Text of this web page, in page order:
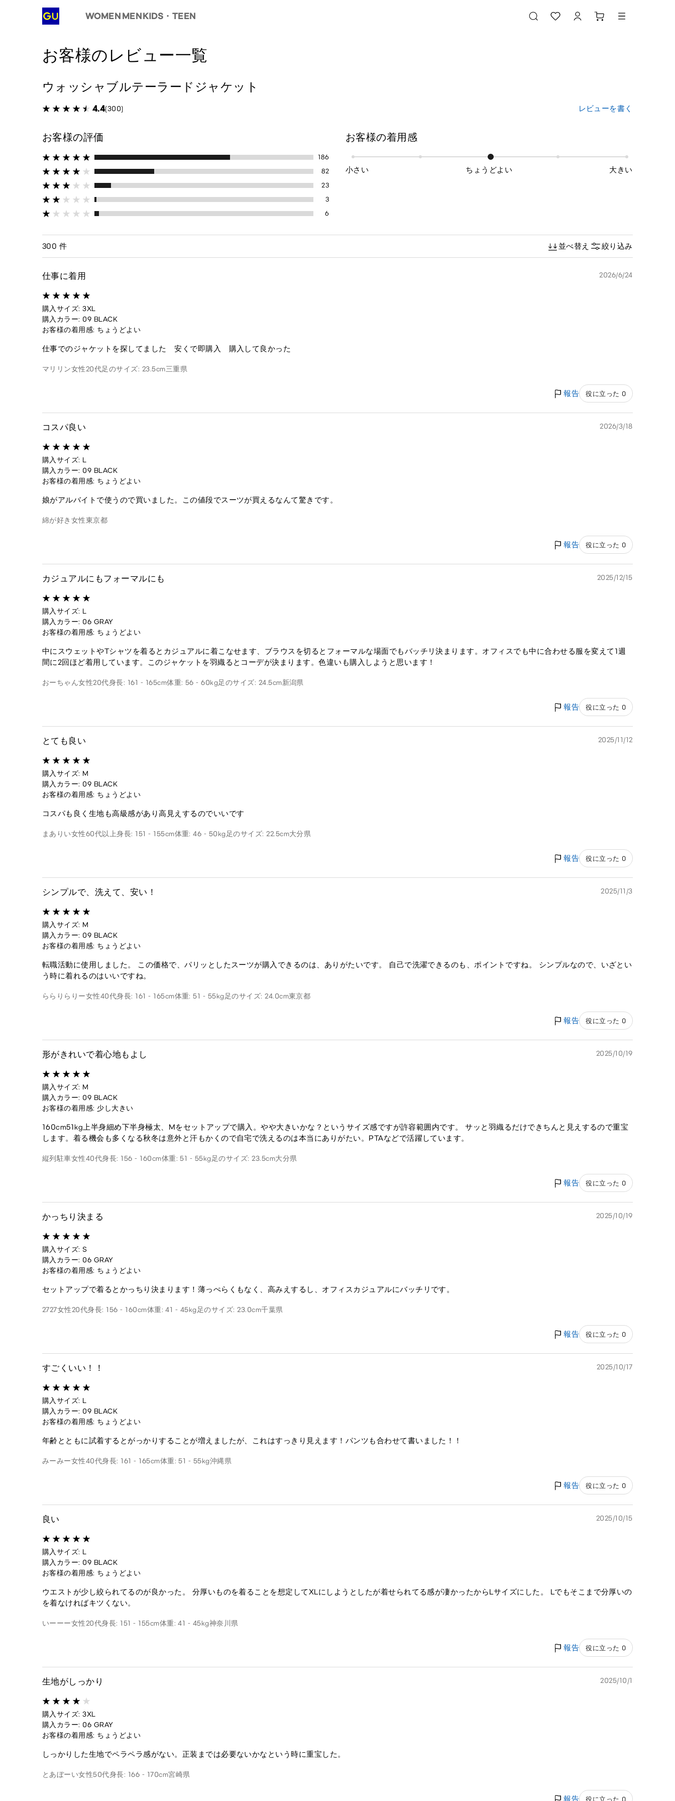
WOMEN MENKIDS・TEEN
お客様のレビュー一覧
ウォッシャブルテーラードジャケット
4.4(300) レビューを書く
お客様の評価
186
82
23
3
6
お客様の着用感
小さい ちょうどよい 大きい
300 件 並べ替え 絞り込み
仕事に着用 2026/6/24
購入サイズ: 3XL
購入カラー: 09 BLACK
お客様の着用感: ちょうどよい
仕事でのジャケットを探してました 安くで即購入 購入して良かった
マリリン女性20代足のサイズ: 23.5cm三重県
報告 役に立った 0
コスパ良い 2026/3/18
購入サイズ: L
購入カラー: 09 BLACK
お客様の着用感: ちょうどよい
娘がアルバイトで使うので買いました。この値段でスーツが買えるなんて驚きです。
綿が好き 女性東京都
報告 役に立った 0
カジュアルにもフォーマルにも 2025/12/15
購入サイズ: L
購入カラー: 06 GRAY
お客様の着用感: ちょうどよい
中にスウェットやTシャツを着るとカジュアルに着こなせます、ブラウスを切るとフォーマルな場面でもバッチリ決まります。オフィスでも中に合わせる服を変えて1週
間に2回ほど着用しています。このジャケットを羽織るとコーデが決まります。色違いも購入しようと思います！
おーちゃん女性20代身長: 161 - 165cm体重: 56 - 60kg足のサイズ: 24.5cm新潟県
報告 役に立った 0
とても良い 2025/11/12
購入サイズ: M
購入カラー: 09 BLACK
お客様の着用感: ちょうどよい
コスパも良く生地も高級感があり高見えするのでいいです
まありい女性60代以上身長: 151 - 155cm体重: 46 - 50kg足のサイズ: 22.5cm大分県
報告 役に立った 0
シンプルで、洗えて、安い！ 2025/11/3
購入サイズ: M
購入カラー: 09 BLACK
お客様の着用感: ちょうどよい
転職活動に使用しました。 この価格で、パリッとしたスーツが購入できるのは、ありがたいです。 自己で洗濯できるのも、ポイントですね。 シンプルなので、いざとい
う時に着れるのはいいですね。
ららりらりー女性40代身長: 161 - 165cm体重: 51 - 55kg足のサイズ: 24.0cm東京都
報告 役に立った 0
形がきれいで着心地もよし 2025/10/19
購入サイズ: M
購入カラー: 09 BLACK
お客様の着用感: 少し大きい
160cm51kg上半身細め下半身極太、Mをセットアップで購入。やや大きいかな？というサイズ感ですが許容範囲内です。 サッと羽織るだけできちんと見えするので重宝
します。着る機会も多くなる秋冬は意外と汗もかくので自宅で洗えるのは本当にありがたい。PTAなどで活躍しています。
縦列駐車女性40代身長: 156 - 160cm体重: 51 - 55kg足のサイズ: 23.5cm大分県
報告 役に立った 0
かっちり決まる 2025/10/19
購入サイズ: S
購入カラー: 06 GRAY
お客様の着用感: ちょうどよい
セットアップで着るとかっちり決まります！薄っぺらくもなく、高みえするし、オフィスカジュアルにバッチリです。
2727女性20代身長: 156 - 160cm体重: 41 - 45kg足のサイズ: 23.0cm千葉県
報告 役に立った 0
すごくいい！！ 2025/10/17
購入サイズ: L
購入カラー: 09 BLACK
お客様の着用感: ちょうどよい
年齢とともに試着するとがっかりすることが増えましたが、これはすっきり見えます！パンツも合わせて書いました！！
みーみー女性40代身長: 161 - 165cm体重: 51 - 55kg沖縄県
報告 役に立った 0
良い 2025/10/15
購入サイズ: L
購入カラー: 09 BLACK
お客様の着用感: ちょうどよい
ウエストが少し絞られてるのが良かった。 分厚いものを着ることを想定してXLにしようとしたが着せられてる感が凄かったからLサイズにした。 Lでもそこまで分厚いの
を着なければキツくない。
いーーー女性20代身長: 151 - 155cm体重: 41 - 45kg神奈川県
報告 役に立った 0
生地がしっかり 2025/10/1
購入サイズ: 3XL
購入カラー: 06 GRAY
お客様の着用感: ちょうどよい
しっかりした生地でペラペラ感がない。正装までは必要ないかなという時に重宝した。
とあぼーい女性50代身長: 166 - 170cm宮崎県
報告 役に立った 0